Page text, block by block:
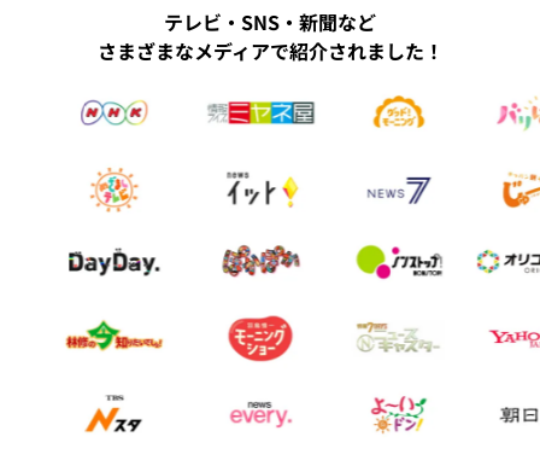
テレビ・SNS・新聞など
さまざまなメディアで紹介されました！